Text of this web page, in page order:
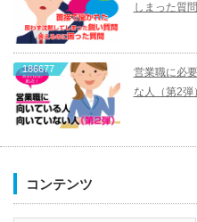
しまった質
186677
営業職に必
な人（第2弾）
コンテンツ